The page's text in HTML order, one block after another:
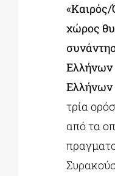
χώρος
Ελλήνων
Ελλήνων
τρία
από τα